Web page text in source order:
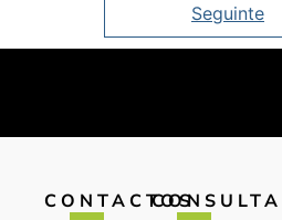
Seguinte
CONTACTOS